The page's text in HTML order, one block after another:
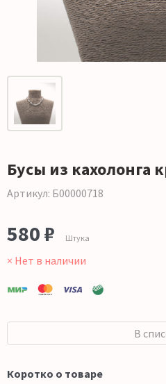
Бусы из кахолонга
Артикул: Б00000718
580 ₽ Штука
× Нет в наличии
В
Коротко о товаре